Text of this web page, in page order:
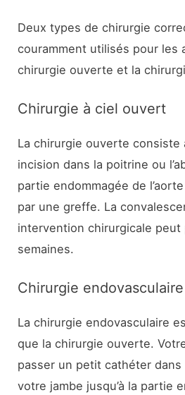
Deux types de chirurgie
couramment utilisés pour les
chirurgie ouverte et la
Chirurgie à ciel ouvert
La chirurgie ouverte consiste
incision dans la poitrine ou
partie endommagée de
par une greffe. La
intervention chirurgicale peut
semaines.
Chirurgie endovasculaire
La chirurgie endovasculaire
que la chirurgie ouverte.
passer un petit cathéter dans
votre jambe jusqu’à la partie